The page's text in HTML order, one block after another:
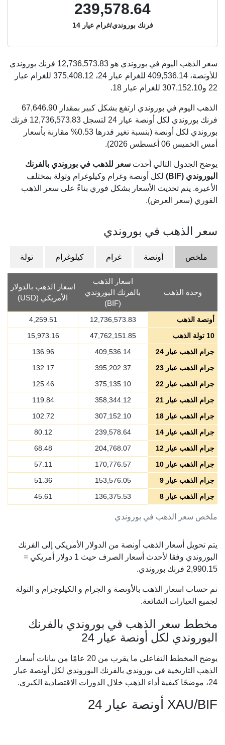
239,578.64
فرنك بوروندي/غرام عيار 14
سعر الذهب اليوم في بوروندي هو 12,736,573.83 فرنك بوروندي
للأونصة، 409,536.14 للغرام عيار 24، 375,408.12 للغرام عيار
22 و
307,152.10 للغرام عيار 18.
الذهب اليوم في بوروندي ارتفع بشكل كبير بمقدار 67,646.90
فرنك بوروندي لكل أونصة عيار 24 لتسجل 12,736,573.83 فرنك
بوروندي لكل أونصة (بنسبة تغير قدرها 0.53% مقارنة بأسعار
أمس الخميس 06 أغسطس 2026).
يوضح الجدول التالي أحدث سعر للذهب في بوروندي بالفرنك
البوروندي (BIF)
لكل أونصة وغرام وكيلوغرام وتولة بمختلف
الأعيرة. يتم تحديث الأسعار بشكل فوري بناءً على سعر الذهب
الفوري (سعر العرض).
سعر الذهب في بوروندي
ملخص أونصة غرام كيلوغرام تولة
ملخص سعر الذهب في بوروندي
وحدة الذهب
اسعار الذهب
بالفرنك البوروندي
(BIF)
اسعار الذهب بالدولار
الأمريكي (USD)
أونصة الذهب 12,736,573.83
4,259.51
10 تولة الذهب
47,762,151.85
15,973.16
جرام الذهب عيار 24
409,536.14
136.96
جرام الذهب عيار 23
395,202.37
132.17
جرام الذهب عيار 22
375,135.10
125.46
جرام الذهب عيار 21
358,344.12
119.84
جرام الذهب عيار 18
307,152.10
102.72
جرام الذهب عيار 14
239,578.64
80.12
جرام الذهب عيار 12
204,768.07
68.48
جرام الذهب عيار 10
170,776.57
57.11
جرام الذهب عيار 9
153,576.05
51.36
جرام الذهب عيار 8
136,375.53
45.61
يتم تحويل أسعار الذهب أونصة من الدولار الأمريكي إلى الفرنك
البوروندي وفقا لأحدث أسعار الصرف حيث 1 دولار أمريكي =
2,990.15 فرنك بوروندي.
تم حساب اسعار الذهب بالأونصة و الجرام و الكيلوجرام و التولة
لجميع العيارات الشائعة.
مخطط سعر الذهب في بوروندي بالفرنك
البوروندي لكل أونصة عيار 24
يوضح المخطط التفاعلي ما يقرب من 20 عامًا من بيانات أسعار
الذهب التاريخية في بوروندي بالفرنك البوروندي لكل أونصة عيار
24، موضحًا كيفية أداء الذهب خلال الدورات الاقتصادية الكبرى.
XAU/BIF أونصة عيار 24